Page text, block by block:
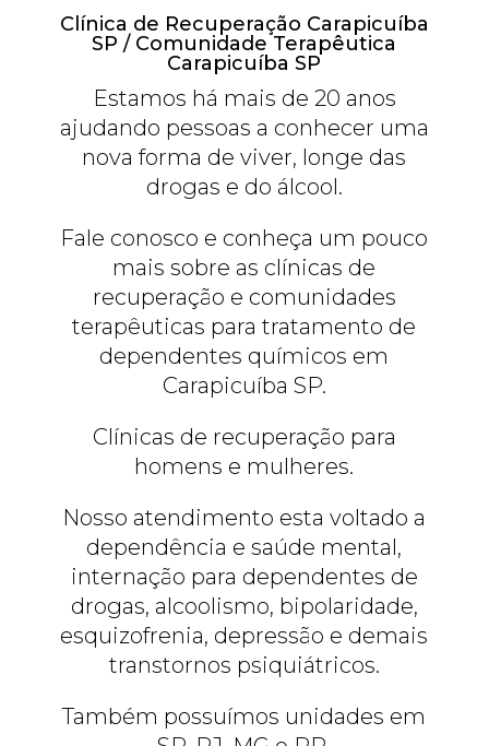
Clínica de Recuperação Carapicuíba
SP / Comunidade Terapêutica
Carapicuíba SP
Estamos há mais de 20 anos
ajudando pessoas a conhecer uma
nova forma de viver, longe das
drogas e do álcool.
Fale conosco e conheça um pouco
mais sobre as clínicas de
recuperação e comunidades
terapêuticas para tratamento de
dependentes químicos em
Carapicuíba SP.
Clínicas de recuperação para
homens e mulheres.
Nosso atendimento esta voltado a
dependência e saúde mental,
internação para dependentes de
drogas, alcoolismo, bipolaridade,
esquizofrenia, depressão e demais
transtornos psiquiátricos.
Também possuímos unidades em